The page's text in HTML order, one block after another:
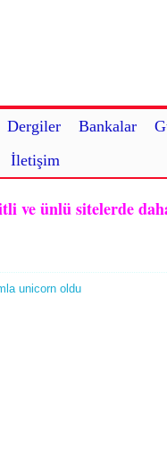
Dergiler Bankalar
İletişim
ve ünlü sitelerde
unicorn oldu